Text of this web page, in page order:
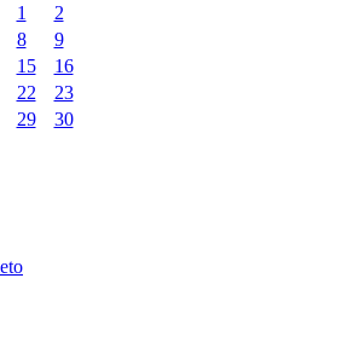
1
2
8
9
15
16
22
23
29
30